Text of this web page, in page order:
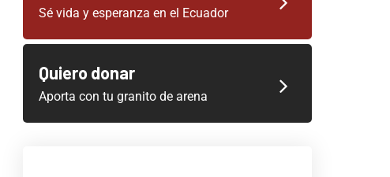
Sé vida y esperanza en el Ecuador
Quiero donar
Aporta con tu granito de arena